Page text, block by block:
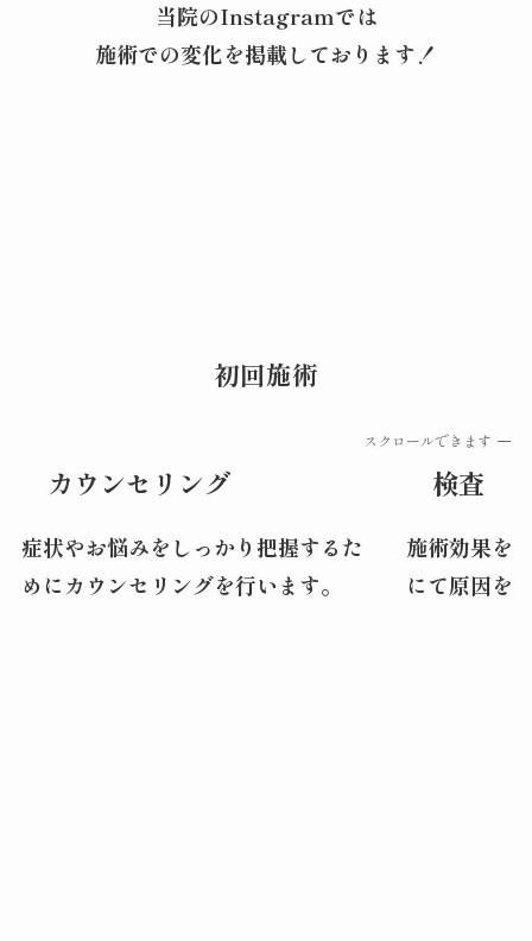
当院のInstagramでは
施術での変化を掲載しております！
初回施術
スクロールできます
カウンセリング
症状やお悩みをしっかり把握するた
めにカウンセリングを行います。
検査
施術効果を
にて原因を